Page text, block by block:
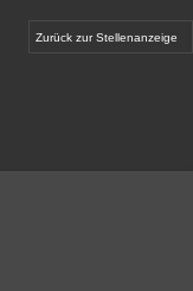
Zurück zur Stellenanzeige